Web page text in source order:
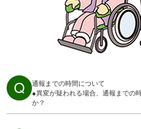
通報までの時間について
●異変が疑われる場合、通報までの
か？